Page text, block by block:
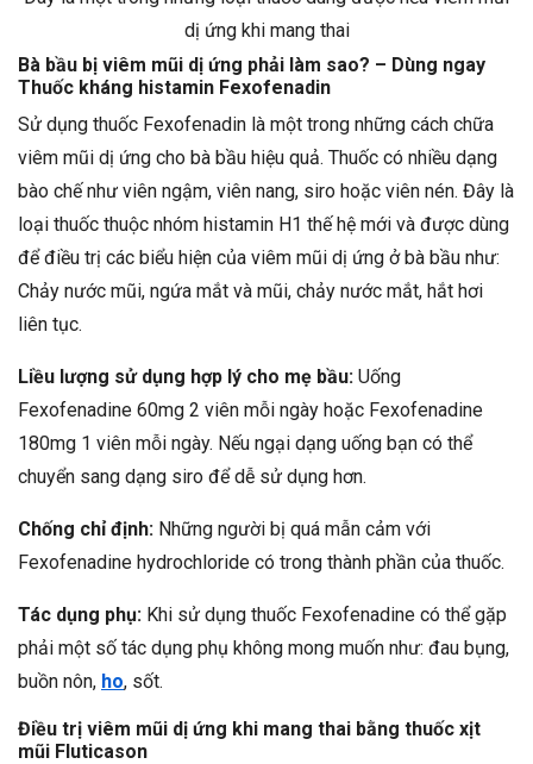
dị ứng khi mang thai
Bà bầu bị viêm mũi dị ứng phải làm sao? – Dùng ngay
Thuốc kháng histamin Fexofenadin
Sử dụng thuốc Fexofenadin là một trong những cách chữa
viêm mũi dị ứng cho bà bầu hiệu quả. Thuốc có nhiều dạng
bào chế như viên ngậm, viên nang, siro hoặc viên nén. Đây là
loại thuốc thuộc nhóm histamin H1 thế hệ mới và được dùng
để điều trị các biểu hiện của viêm mũi dị ứng ở bà bầu như:
Chảy nước mũi, ngứa mắt và mũi, chảy nước mắt, hắt hơi
liên tục.
Liều lượng sử dụng hợp lý cho mẹ bầu: Uống
Fexofenadine 60mg 2 viên mỗi ngày hoặc Fexofenadine
180mg 1 viên mỗi ngày. Nếu ngại dạng uống bạn có thể
chuyển sang dạng siro để dễ sử dụng hơn.
Chống chỉ định: Những người bị quá mẫn cảm với
Fexofenadine hydrochloride có trong thành phần của thuốc.
Tác dụng phụ: Khi sử dụng thuốc Fexofenadine có thể gặp
phải một số tác dụng phụ không mong muốn như: đau bụng,
buồn nôn, ho, sốt.
Điều trị viêm mũi dị ứng khi mang thai bằng thuốc xịt
mũi Fluticason